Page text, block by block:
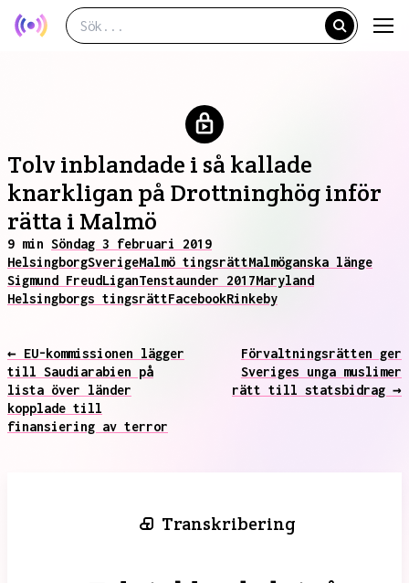
Tolv inblandade i så kallade
knarkligan på Drottninghög inför
rätta i Malmö
9 min Söndag 3 februari 2019
HelsingborgSverigeMalmö tingsrättMalmöganska länge
Sigmund FreudLiganTenstaunder 2017Maryland
Helsingborgs tingsrättFacebookRinkeby
← EU-kommissionen lägger
till Saudiarabien på
lista över länder
kopplade till
finansiering av terror
Förvaltningsrätten ger
Sveriges unga muslimer
rätt till statsbidrag →
Transkribering